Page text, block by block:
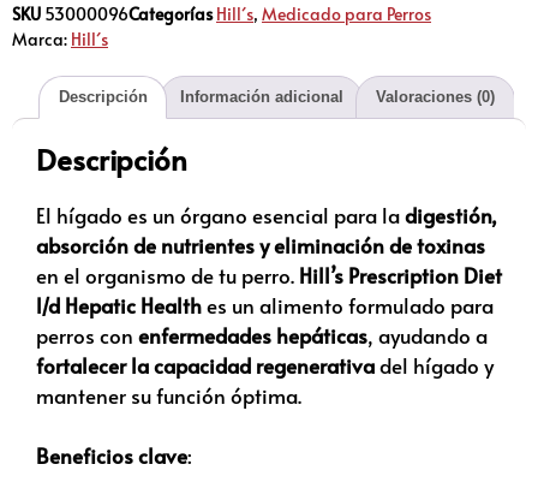
SKU 53000096Categorías Hill´s, Medicado para Perros
Marca: Hill´s
Descripción Información adicional Valoraciones (0)
Descripción
El hígado es un órgano esencial para ladigestión,
absorción de nutrientes y eliminación de toxinas
en el organismo de tu perro. Hill’s Prescription Diet
l/d Hepatic Healthes un alimento formulado para
perros con enfermedades hepáticas, ayudando a
fortalecer la capacidad regenerativadel hígado y
mantener su función óptima.
Beneficios clave: